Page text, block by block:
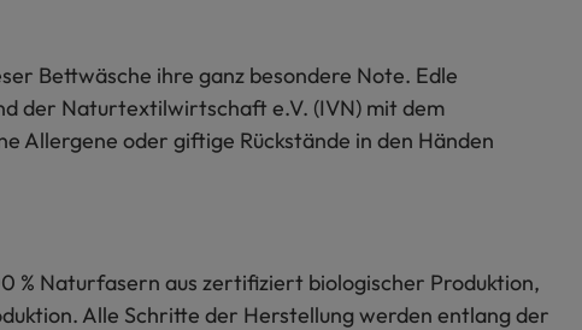
Bettwäsche ihre ganz besondere Note. Edle
der Naturtextilwirtschaft e.V. (IVN) mit dem
Allergene oder giftige Rückstände in den Händen
% Naturfasern aus zertifiziert biologischer Produktion,
Alle Schritte der Herstellung werden entlang der